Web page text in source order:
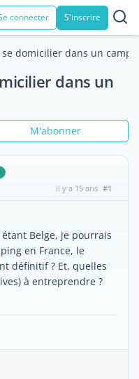
connecter S'inscrire
se domicilier dans un
dans un
M'abonner
il y a 15 ans #1
Belge, je pourrais
en France, le
définitif ? Et, quelles
à entreprendre ?